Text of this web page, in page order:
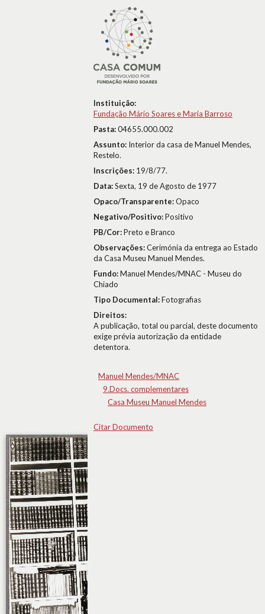
Instituição:
Fundação Mário Soares e Maria Barroso
Pasta:04655.000.002
Assunto: Interior da casa de Manuel Mendes,
Restelo.
Inscrições: 19/8/77.
Data:Sexta, 19 de Agosto de 1977
Opaco/Transparente:Opaco
Negativo/Positivo:Positivo
PB/Cor:Preto e Branco
Observações:Cerimónia da entrega ao Estado
da Casa Museu Manuel Mendes.
Fundo:Manuel Mendes/MNAC - Museu do
Chiado
Tipo Documental:Fotografias
Direitos:
A publicação, total ou parcial, deste documento
exige prévia autorização da entidade
detentora.
Manuel Mendes/MNAC
9.Docs. complementares
Casa Museu Manuel Mendes
Citar Documento